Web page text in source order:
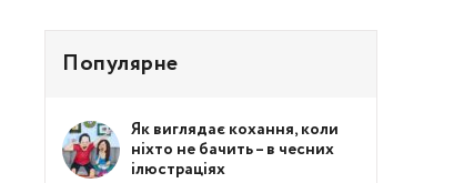
Популярне
Як виглядає кохання, коли
ніхто не бачить – в чесних
ілюстраціях